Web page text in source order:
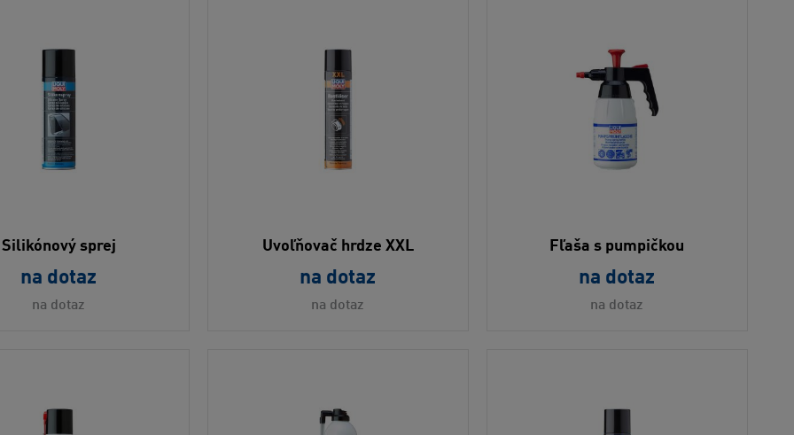
Silikónový sprej
na dotaz
na dotaz
Uvoľňovač hrdze XXL
na dotaz
na dotaz
Fľaša s pumpičkou
na dotaz
na dotaz